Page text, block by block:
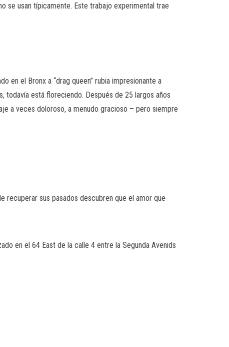
se usan típicamente. Este trabajo experimental trae
en el Bronx a “drag queen” rubia impresionante a
todavía está floreciendo. Después de 25 largos años
a veces doloroso, a menudo gracioso – pero siempre
recuperar sus pasados descubren que el amor que
en el 64 East de la calle 4 entre la Segunda Avenids